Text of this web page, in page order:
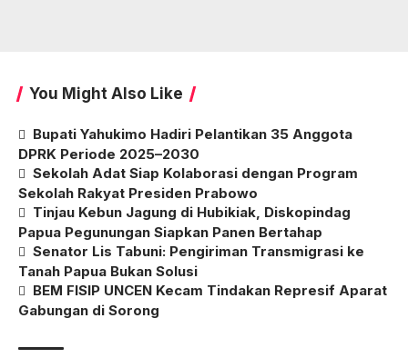
You Might Also Like
Bupati Yahukimo Hadiri Pelantikan 35 Anggota
DPRK Periode 2025–2030
Sekolah Adat Siap Kolaborasi dengan Program
Sekolah Rakyat Presiden Prabowo
Tinjau Kebun Jagung di Hubikiak, Diskopindag
Papua Pegunungan Siapkan Panen Bertahap
Senator Lis Tabuni: Pengiriman Transmigrasi ke
Tanah Papua Bukan Solusi
BEM FISIP UNCEN Kecam Tindakan Represif Aparat
Gabungan di Sorong